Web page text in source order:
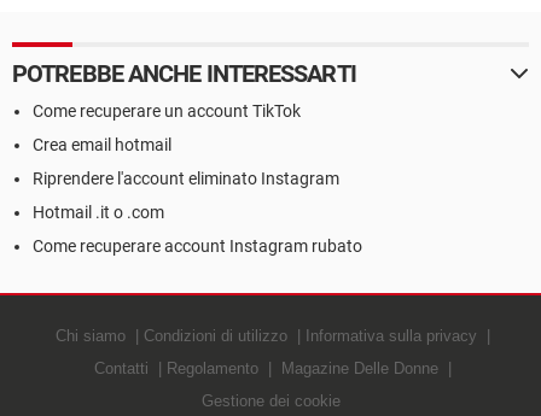
POTREBBE ANCHE INTERESSARTI
Come recuperare un account TikTok
Crea email hotmail
Riprendere l'account eliminato Instagram
Hotmail .it o .com
Come recuperare account Instagram rubato
Chi siamo Condizioni di utilizzo
Informativa sulla privacy
Contatti
Regolamento
Magazine Delle Donne
Gestione dei cookie